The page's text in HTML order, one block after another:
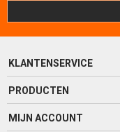
KLANTENSERVICE
PRODUCTEN
MIJN ACCOUNT